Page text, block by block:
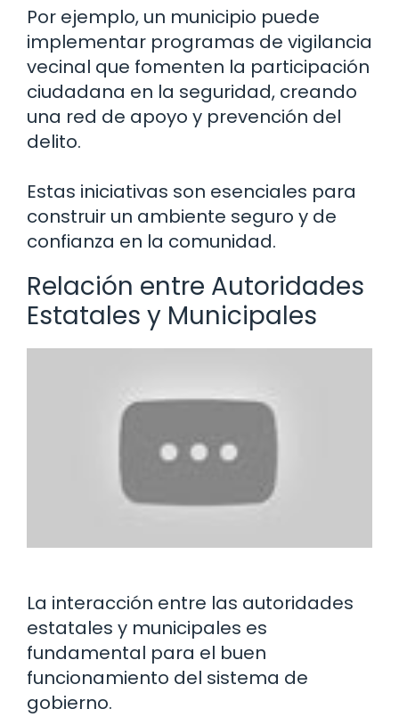
Por ejemplo, un municipio puede
implementar programas de vigilancia
vecinal que fomenten la participación
ciudadana en la seguridad, creando
una red de apoyo y prevención del
delito.
Estas iniciativas son esenciales para
construir un ambiente seguro y de
confianza en la comunidad.
Relación entre Autoridades
Estatales y Municipales
La interacción entre las autoridades
estatales y municipales es
fundamental para el buen
funcionamiento del sistema de
gobierno.